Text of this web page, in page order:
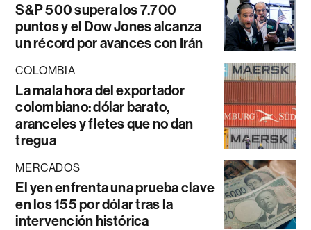
S&P 500 supera los 7.700
puntos y el Dow Jones alcanza
un récord por avances con Irán
COLOMBIA
La mala hora del exportador
colombiano: dólar barato,
aranceles y fletes que no dan
tregua
MERCADOS
El yen enfrenta una prueba clave
en los 155 por dólar tras la
intervención histórica